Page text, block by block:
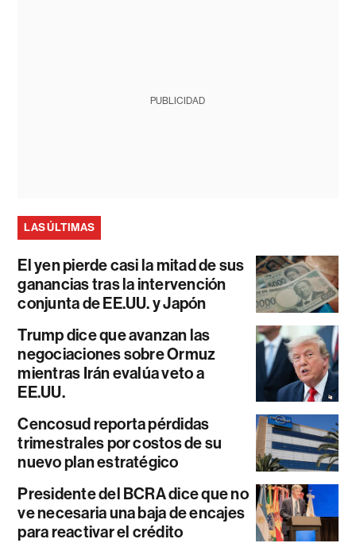
PUBLICIDAD
LAS ÚLTIMAS
El yen pierde casi la mitad de sus
ganancias tras la intervención
conjunta de EE.UU. y Japón
Trump dice que avanzan las
negociaciones sobre Ormuz
mientras Irán evalúa veto a
EE.UU.
Cencosud reporta pérdidas
trimestrales por costos de su
nuevo plan estratégico
Presidente del BCRA dice que no
ve necesaria una baja de encajes
para reactivar el crédito